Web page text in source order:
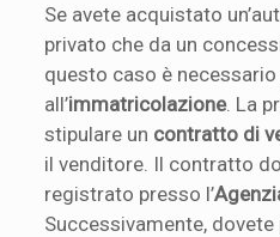
Se avete acquistato
privato che da un
questo caso è
all’immatricolazione. La
stipulare un contratto di
il venditore. Il contratto
registrato presso l’
Successivamente,